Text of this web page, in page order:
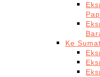
Ke